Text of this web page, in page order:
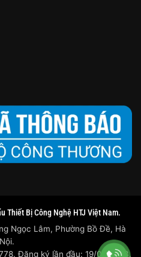
Thiết Bị Công Nghệ HTJ Việt Nam.
Ngọc Lâm, Phường Bồ Đề, Hà
Nội.
Đăng ký lần đầu: 19/07/2023.